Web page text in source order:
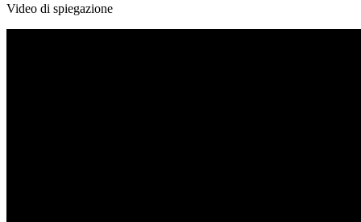
Video di spiegazione